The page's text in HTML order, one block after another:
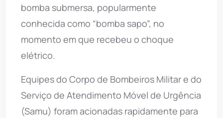
bomba submersa, popularmente
conhecida como “bomba sapo”, no
momento em que recebeu o choque
elétrico.
Equipes do Corpo de Bombeiros Militar e do
Serviço de Atendimento Móvel de Urgência
(Samu) foram acionadas rapidamente para